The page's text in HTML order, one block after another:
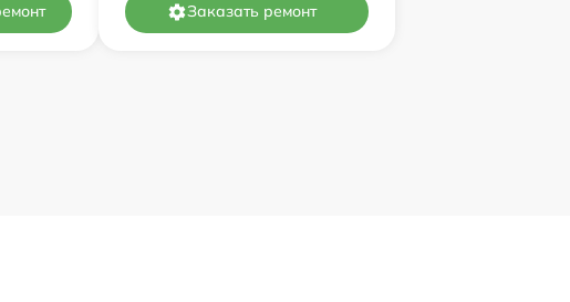
Заказать ремонт